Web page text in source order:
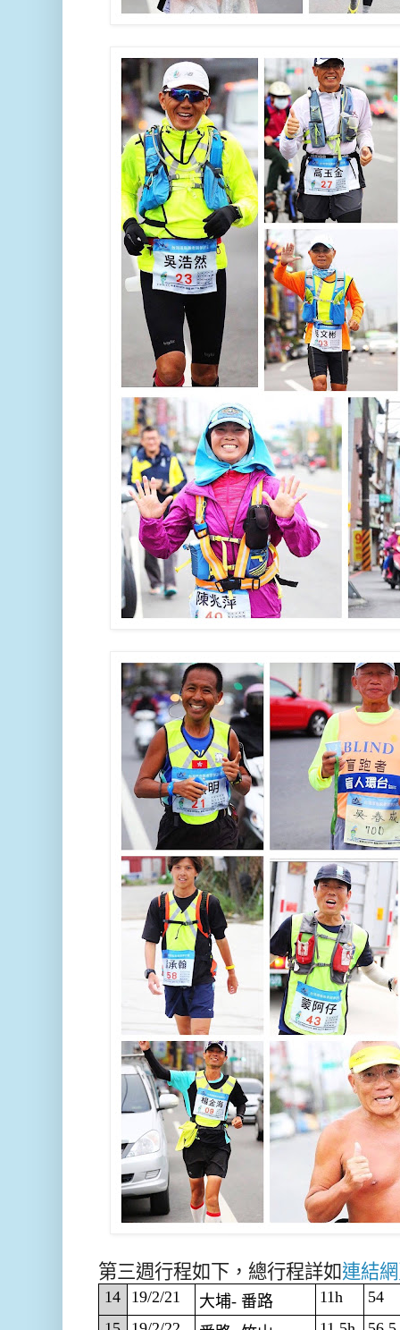
第三週行程如下，總行程詳如連結
14 19/2/21 大埔- 番路 11h
54